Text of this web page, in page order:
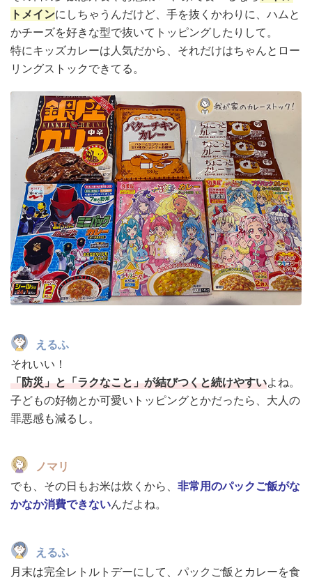
トメインにしちゃうんだけど、手を抜くかわりに、ハムと
かチーズを好きな型で抜いてトッピングしたりして。
特にキッズカレーは人気だから、それだけはちゃんとロー
リングストックできてる。
えるふ
それいい！
「防災」と「ラクなこと」が結びつくと続けやすいよね。
子どもの好物とか可愛いトッピングとかだったら、大人の
罪悪感も減るし。
ノマリ
でも、その日もお米は炊くから、 非常用のパックご飯がな
かなか消費できないんだよね。
えるふ
月末は完全レトルトデーにして、パックご飯とカレーを食